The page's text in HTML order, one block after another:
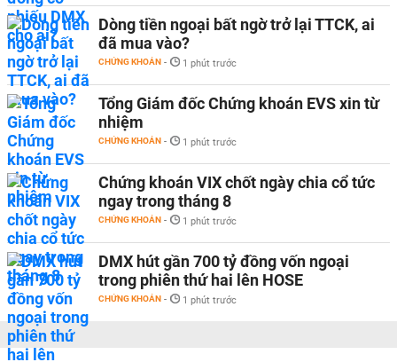
Dòng tiền ngoại bất ngờ trở lại TTCK, ai
đã mua vào?
CHỨNG KHOÁN - 1 phút trước
Tổng Giám đốc Chứng khoán EVS xin từ
nhiệm
CHỨNG KHOÁN - 1 phút trước
Chứng khoán VIX chốt ngày chia cổ tức
ngay trong tháng 8
CHỨNG KHOÁN - 1 phút trước
DMX hút gần 700 tỷ đồng vốn ngoại
trong phiên thứ hai lên HOSE
CHỨNG KHOÁN - 1 phút trước